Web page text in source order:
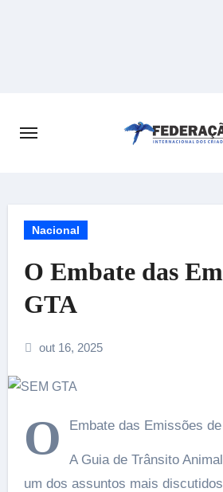
Nacional
O Embate das
GTA
out 16, 2025
O Embate das Emissões
A Guia de Trânsito
um dos assuntos mais